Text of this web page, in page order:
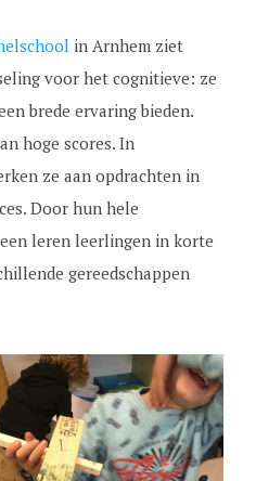
in Arnhem ziet
voor het cognitieve: ze
brede ervaring bieden.
hoge scores. In
ze aan opdrachten in
Door hun hele
leren leerlingen in korte
gereedschappen